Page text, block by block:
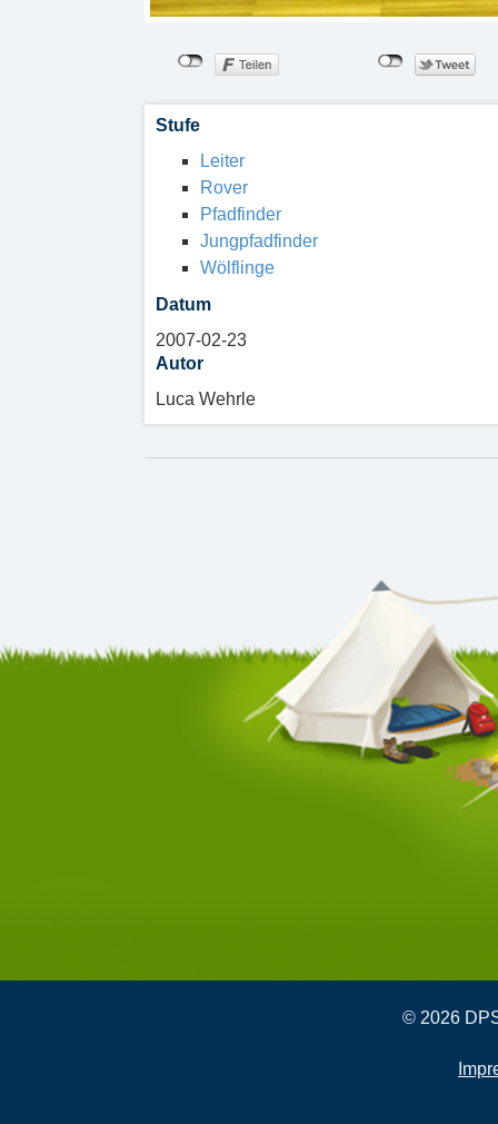
Stufe
Leiter
Rover
Pfadfinder
Jungpfadfinder
Wölflinge
Datum
2007-02-23
Autor
Luca Wehrle
© 2026